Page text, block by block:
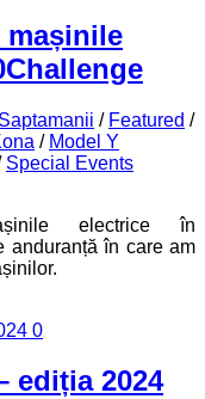
mașinile
/ Featured /
/ Model Y
Special Events
electrice în
anduranță în care am
0
ediția 2024